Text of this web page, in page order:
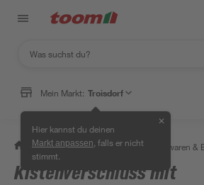
Mein Markt: Troisdorf
Hier kannst du deinen
Markt anpassen , falls er nicht
stimmt.
✕
/ Werkstatt & Maschinen / Eisenwaren &
Kistenverschluss mit